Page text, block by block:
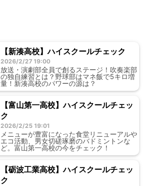
【新湊高校】ハイスクールチェック
2026/2/27 19:00
放送・演劇部全員で創るステージ！吹奏楽部
の独自練習とは？野球部はマネ飯で5キロ増
量！新湊高校のパワーの源は？
【富山第一高校】ハイスクールチェッ
ク
2026/2/25 19:01
メニューが豊富になった食堂リニューアルや
エコ活動、男女切磋琢磨のバドミントンな
ど。富山第一高校の今をチェック！
【砺波工業高校】ハイスクールチェッ
ク